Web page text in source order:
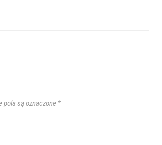
pola są oznaczone *